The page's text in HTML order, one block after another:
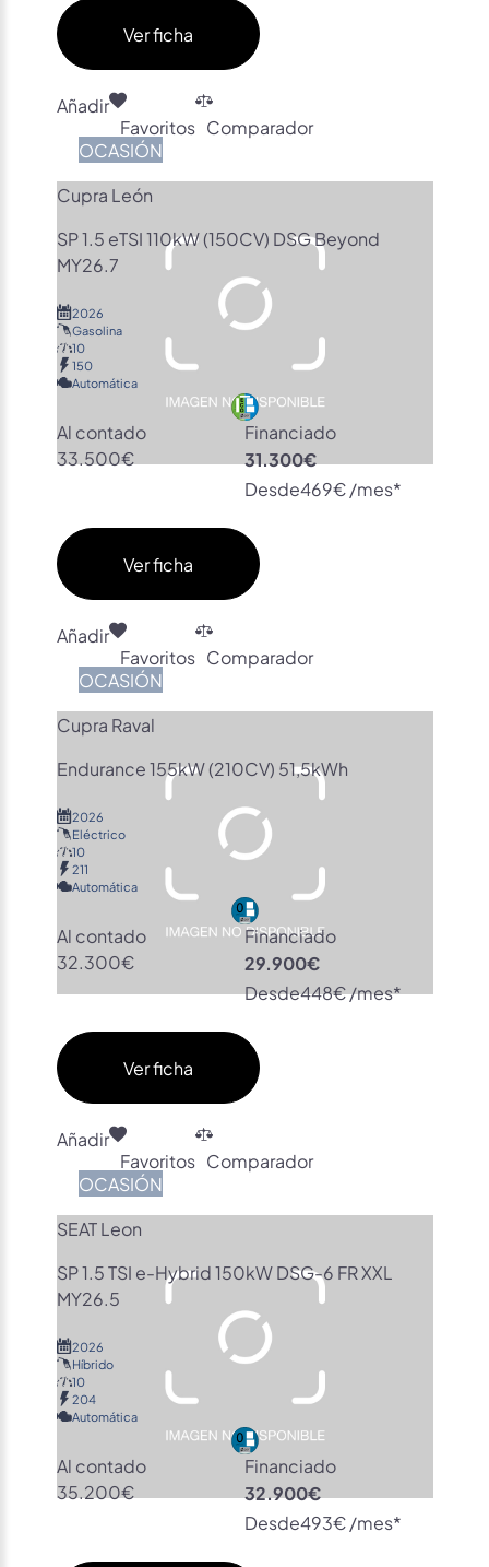
Ver ficha
Añadir
Favoritos Comparador
OCASIÓN
Cupra León
SP 1.5 eTSI 110kW (150CV) DSG Beyond
MY26.7
2026
Gasolina
10
150
Automática
Al contado
33.500€
Financiado
31.300€
Desde469€ /mes*
Ver ficha
Añadir
Favoritos Comparador
OCASIÓN
Cupra Raval
Endurance 155kW (210CV) 51,5kWh
2026
Eléctrico
10
211
Automática
Al contado
32.300€
Financiado
29.900€
Desde448€ /mes*
Ver ficha
Añadir
Favoritos Comparador
OCASIÓN
SEAT Leon
SP 1.5 TSI e-Hybrid 150kW DSG-6 FR XXL
MY26.5
2026
Híbrido
10
204
Automática
Al contado
35.200€
Financiado
32.900€
Desde493€ /mes*